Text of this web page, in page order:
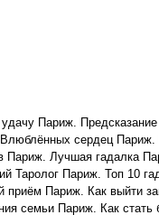
Париж. Предсказание
сердец Париж.
Париж. Лучшая гадалка
Таролог Париж. Топ 10
приём Париж. Как выйти
семьи Париж. Как стать